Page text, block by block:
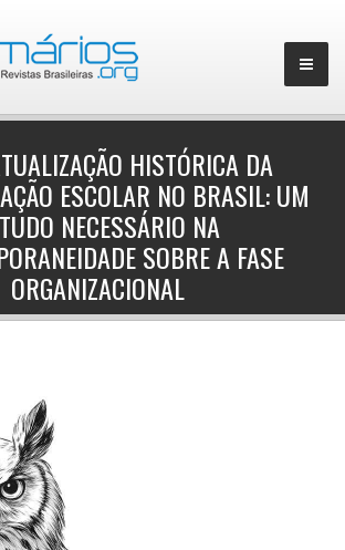
▼
HISTÓRICA DA
ESCOLAR NO BRASIL: UM
NECESSÁRIO NA
SOBRE A FASE
ORGANIZACIONAL